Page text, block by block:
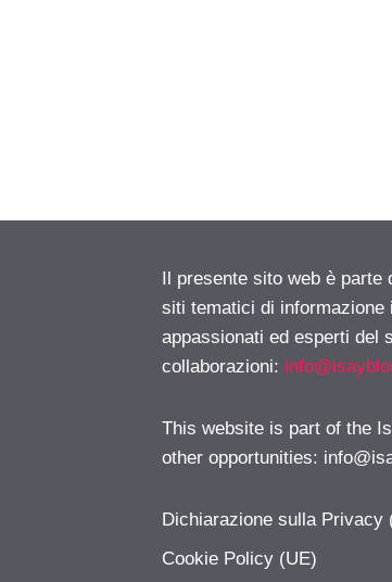
Il presente sito web è
siti tematici di informazione
appassionati ed esperti del
collaborazioni:
This website is part of the
other opportunities:
Dichiarazione sulla Privacy
Cookie Policy (UE)